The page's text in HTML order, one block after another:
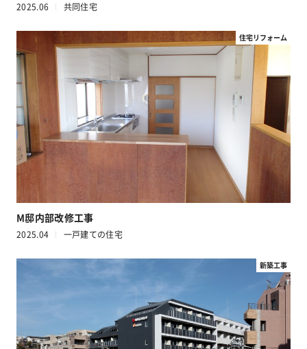
2025.06 共同住宅
住宅リフォーム
M邸内部改修工事
2025.04 一戸建ての住宅
新築工事